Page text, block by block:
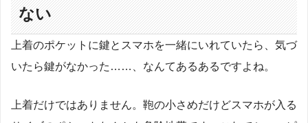
ない
上着のポケットに鍵とスマホを一緒にいれていたら、気づ
いたら鍵がなかった……、なんてあるあるですよね。
上着だけではありません。鞄の小さめだけどスマホが入る